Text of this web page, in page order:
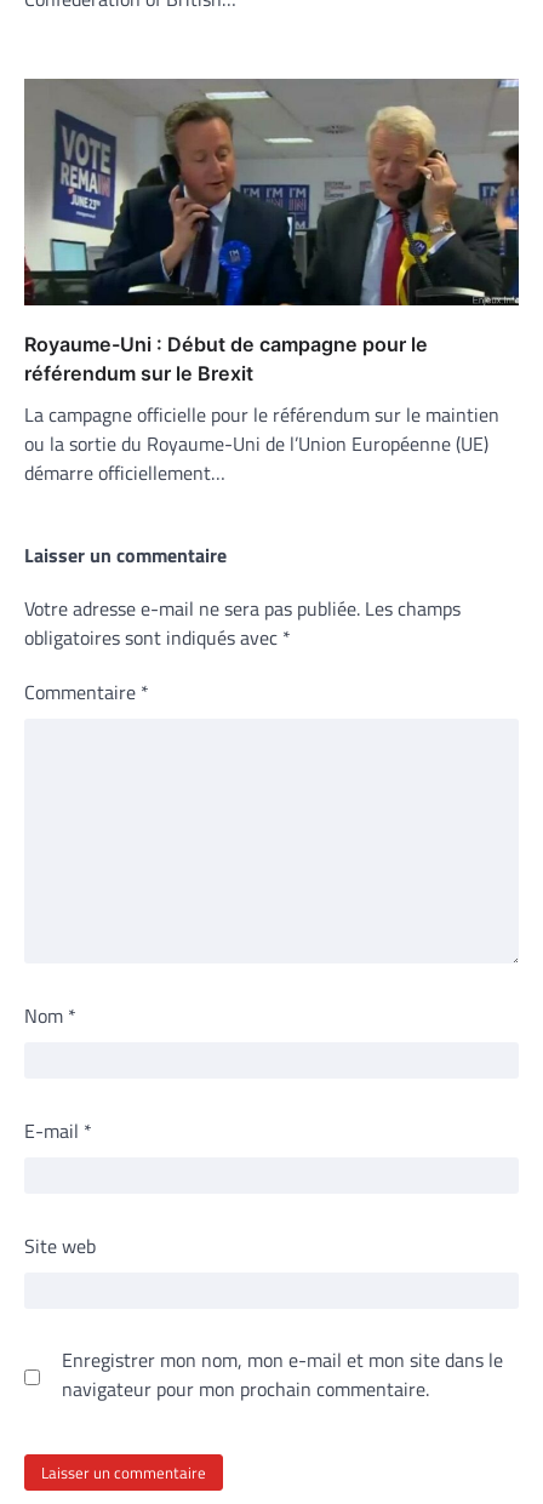
Royaume-Uni : Début de campagne pour le
référendum sur le Brexit
La campagne officielle pour le référendum sur le maintien
ou la sortie du Royaume-Uni de l’Union Européenne (UE)
démarre officiellement…
Laisser un commentaire
Votre adresse e-mail ne sera pas publiée. Les champs
obligatoires sont indiqués avec *
Commentaire *
Nom *
E-mail *
Site web
Enregistrer mon nom, mon e-mail et mon site dans le
navigateur pour mon prochain commentaire.